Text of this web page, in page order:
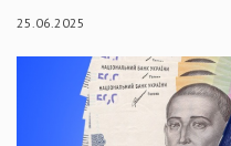
25.06.2025